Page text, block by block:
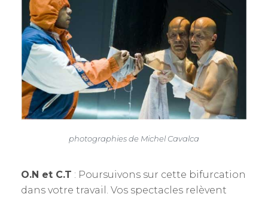
photographies de Michel Cavalca
O.N et C.T : Poursuivons sur cette bifurcation
dans votre travail. Vos spectacles relèvent